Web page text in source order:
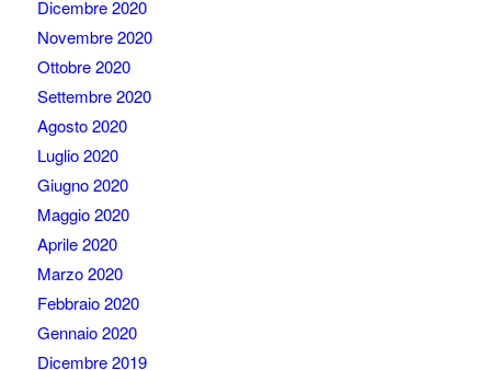
Dicembre 2020
Novembre 2020
Ottobre 2020
Settembre 2020
Agosto 2020
Luglio 2020
Giugno 2020
Maggio 2020
Aprile 2020
Marzo 2020
Febbraio 2020
Gennaio 2020
Dicembre 2019